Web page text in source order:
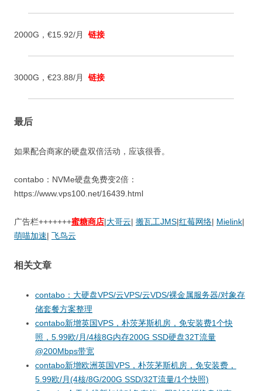
2000G，€15.92/月 链接
3000G，€23.88/月 链接
最后
如果配合商家的硬盘双倍活动，应该很香。
contabo：NVMe硬盘免费变2倍：
https://www.vps100.net/16439.html
广告栏+++++++蜜糖商店|大哥云| 搬瓦工JMS|红莓网络| Mielink|
萌喵加速| 飞鸟云
相关文章
contabo：大硬盘VPS/云VPS/云VDS/裸金属服务器/对象存
储套餐方案整理
contabo新增英国VPS，朴茨茅斯机房，免安装费1个快
照，5.99欧/月/4核8G内存200G SSD硬盘32T流量
@200Mbps带宽
contabo新增欧洲英国VPS，朴茨茅斯机房，免安装费，
5.99欧/月(4核/8G/200G SSD/32T流量/1个快照)